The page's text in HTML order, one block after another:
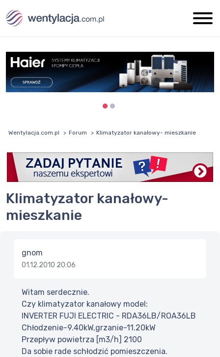
Wentylacja.com.pl Forum Klimatyzator kanałowy- mieszkanie
Klimatyzator kanałowy-
mieszkanie
gnom
01.12.2010 20:06
Witam serdecznie.
Czy klimatyzator kanałowy model:
INVERTER FUJI ELECTRIC - RDA36LB/ROA36LB
Chłodzenie-9.40kW,grzanie-11.20kW
Przepływ powietrza [m3/h] 2100
Da sobie rade schłodzić pomieszczenia.